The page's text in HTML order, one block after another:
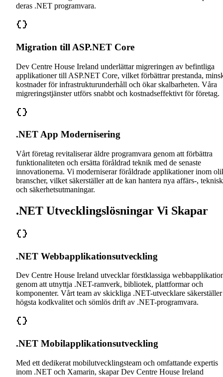
deras .NET programvara.
Migration till ASP.NET Core
Dev Centre House Ireland underlättar migreringen av befintliga
applikationer till ASP.NET Core, vilket förbättrar prestanda,
kostnader för infrastrukturunderhåll och ökar skalbarheten. Våra
migreringstjänster utförs snabbt och kostnadseffektivt för företag.
.NET App Modernisering
Vårt företag revitaliserar äldre programvara genom att förbättra
funktionaliteten och ersätta föråldrad teknik med de senaste
innovationerna. Vi moderniserar föråldrade applikationer inom
branscher, vilket säkerställer att de kan hantera nya affärs-,
och säkerhetsutmaningar.
.NET Utvecklingslösningar Vi Skapar
.NET Webbapplikationsutveckling
Dev Centre House Ireland utvecklar förstklassiga
genom att utnyttja .NET-ramverk, bibliotek, plattformar och
komponenter. Vårt team av skickliga .NET-utvecklare säkerställer
högsta kodkvalitet och sömlös drift av .NET-programvara.
.NET Mobilapplikationsutveckling
Med ett dedikerat mobilutvecklingsteam och omfattande expertis
inom .NET och Xamarin, skapar Dev Centre House Ireland